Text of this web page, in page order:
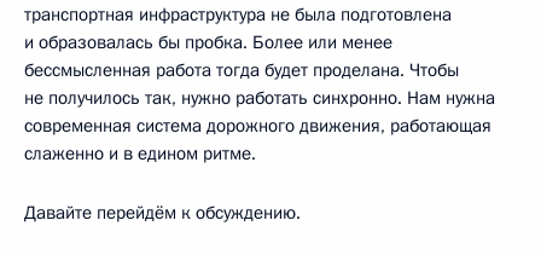
транспортная инфраструктура не была подготовлена
и образовалась бы пробка. Более или менее
бессмысленная работа тогда будет проделана. Чтобы
не получилось так, нужно работать синхронно. Нам нужна
современная система дорожного движения, работающая
слаженно и в едином ритме.
Давайте перейдём к обсуждению.